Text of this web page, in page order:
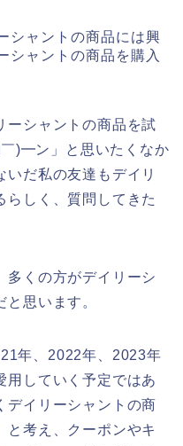
シャントの商品には興
シャントの商品を購入
ーシャントの商品を試
)━ン」と思いたくなか
いだ私の友達もデイリ
らしく、質問してきた
多くの方がデイリーシ
思います。
年、2022年、2023年
用していく予定ではあ
デイリーシャントの商
と考え、クーポンやキ